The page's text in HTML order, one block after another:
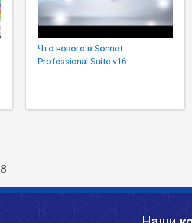
Что нового в Sonnet
Professional Suite v16
8